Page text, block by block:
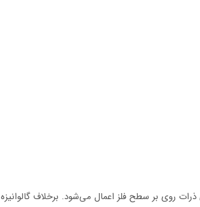
روی بر سطح فلز اعمال می‌شود. برخلاف گالوانیزه